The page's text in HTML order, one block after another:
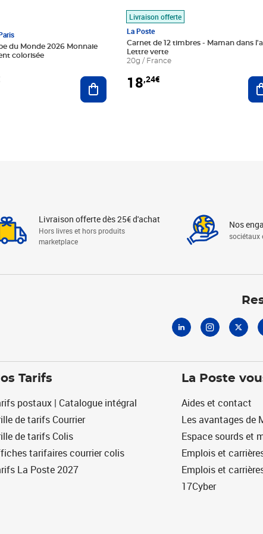
du Monde 2026 Monnaie
colorisée
Ajouter au panier
Livraison offerte
La Poste
Carnet de 12 timbres - Maman dans
Lettre verte
20g / France
18,24€
Livraison offerte dès 25€ d'achat
Hors livres et hors produits
marketplace
Nos
sociétaux
Tarifs
postaux | Catalogue intégral
de tarifs Courrier
de tarifs Colis
tarifaires courrier colis
La Poste 2027
La Poste
Aides et contact
Les avantages de
Espace sourds et
Emplois et
Emplois et
17Cyber